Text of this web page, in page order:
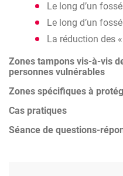
Le long d’un
Le long d’un
La réduction des
Zones tampons vis-à-vis
personnes vulnérables
Zones spécifiques à
Cas pratiques
Séance de questions-